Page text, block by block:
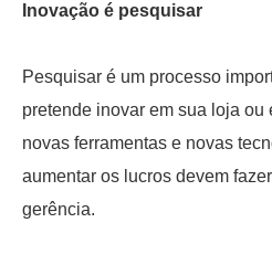
Inovação é pesquisar
Pesquisar é um processo
pretende inovar em sua loja ou
novas ferramentas e novas
aumentar os lucros devem
gerência.